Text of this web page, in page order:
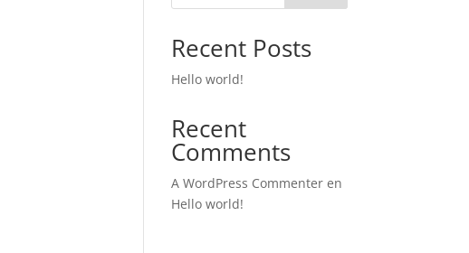
Recent Posts
Hello world!
Recent
Comments
A WordPress Commenter en
Hello world!